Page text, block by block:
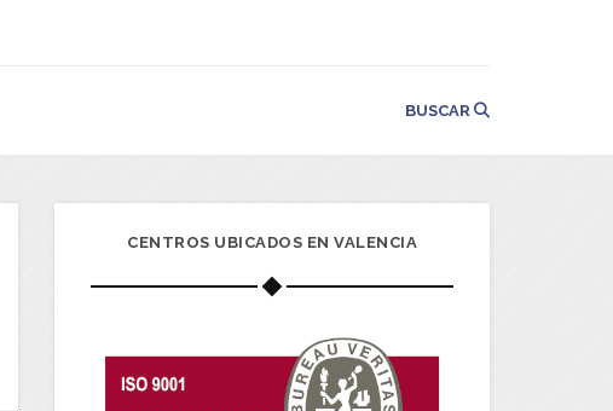
BUSCAR
CENTROS UBICADOS EN VALENCIA